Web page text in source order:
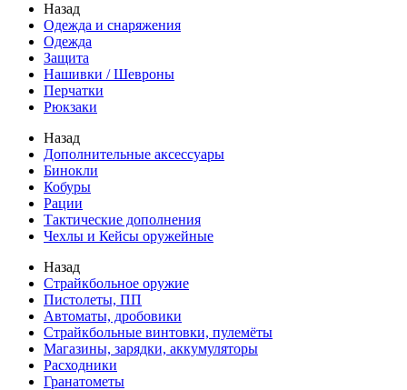
Назад
Одежда и снаряжения
Одежда
Защита
Нашивки / Шевроны
Перчатки
Рюкзаки
Назад
Дополнительные аксессуары
Бинокли
Кобуры
Рации
Тактические дополнения
Чехлы и Кейсы оружейные
Назад
Страйкбольное оружие
Пистолеты, ПП
Автоматы, дробовики
Страйкбольные винтовки, пулемёты
Магазины, зарядки, аккумуляторы
Расходники
Гранатометы